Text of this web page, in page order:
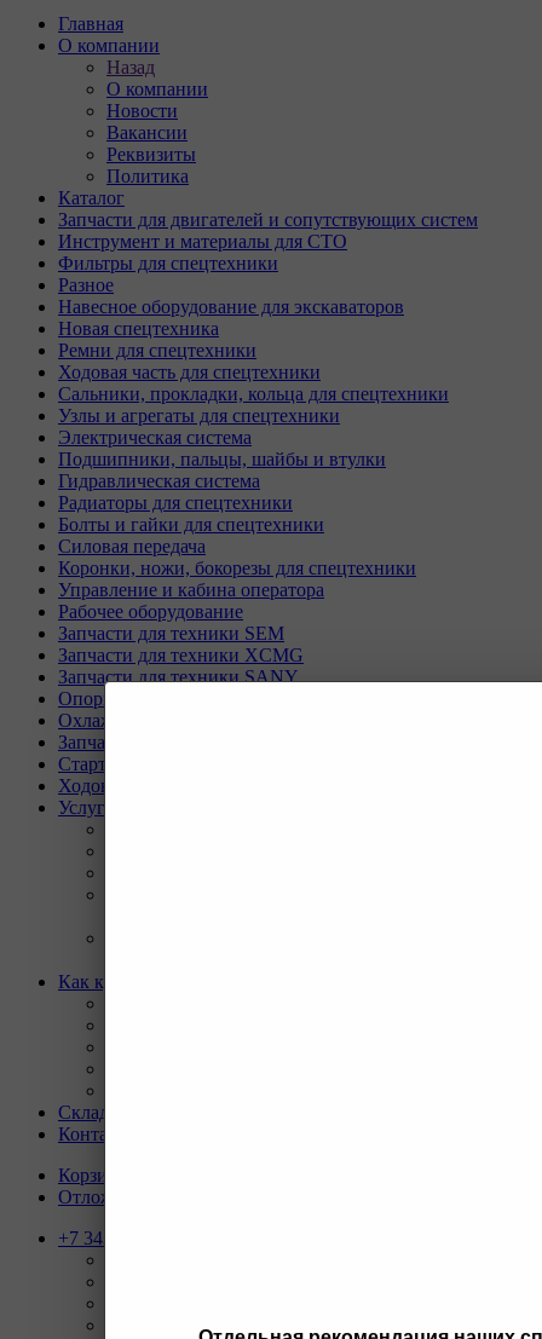
Главная
О компании
Назад
О компании
Новости
Вакансии
Реквизиты
Политика
Каталог
Запчасти для двигателей и сопутствующих систем
Инструмент и материалы для СТО
Фильтры для спецтехники
Разное
Навесное оборудование для экскаваторов
Новая спецтехника
Ремни для спецтехники
Ходовая часть для спецтехники
Сальники, прокладки, кольца для спецтехники
Узлы и агрегаты для спецтехники
Электрическая система
Подшипники, пальцы, шайбы и втулки
Гидравлическая система
Радиаторы для спецтехники
Болты и гайки для спецтехники
Силовая передача
Коронки, ножи, бокорезы для спецтехники
Управление и кабина оператора
Рабочее оборудование
Запчасти для техники SEM
Запчасти для техники XCMG
Запчасти для техники SANY
Опорно-поворотные круги
Охлаждающая система
Запчасти для буровых станков KAISHAN
Стартеры и генераторы разное
Ходовая часть для Liebherr
Услуги
Как купить
Склады
Контакты
Корзина
Отложенные
+7 343 247-83-62
+7 343 247-82-50